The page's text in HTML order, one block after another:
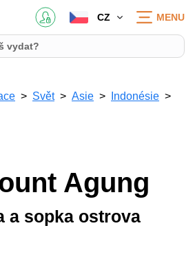
CZ MENU
Svět Asie
Indonésie
Agung
a sopka ostrova